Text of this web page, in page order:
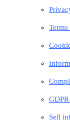
Terms
Sell